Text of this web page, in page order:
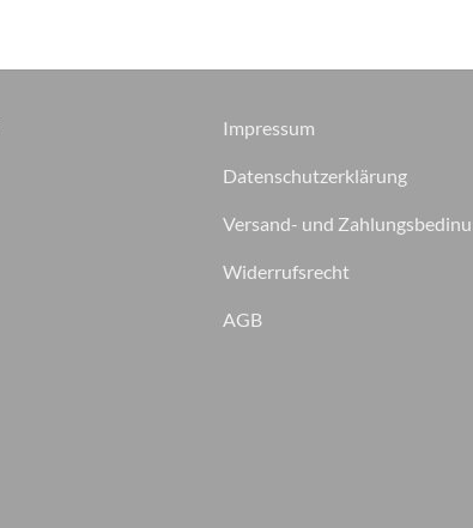
Optionen
Produktseite
werden
Impressum
Datenschutzerklärung
Versand- und
Widerrufsrecht
AGB